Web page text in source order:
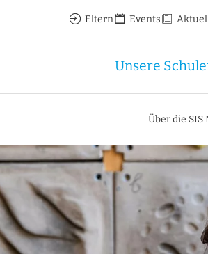
Eltern Events
Unsere
Über die